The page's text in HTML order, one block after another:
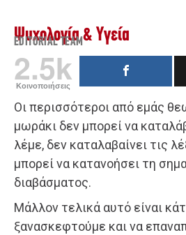
Ψυχολογία & Υγεία
EDITORIAL TEAM
2.5k
Κοινοποιήσεις
Οι περισσότεροι από εμάς
μωράκι δεν μπορεί να
λέμε, δεν καταλαβαίνει τις
μπορεί να κατανοήσει τη
διαβάσματος.
Μάλλον τελικά αυτό είναι
ξανασκεφτούμε και να